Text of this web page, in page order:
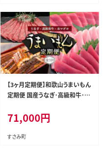
【3ヶ月定期便】和歌山うまいもん
定期便 国産うなぎ･高級和牛･本
け！/ウナギ 鰻 牛肉 黒毛和牛 熊
野牛 鮪 まぐろ【tkb300】
71,000円
すさみ町